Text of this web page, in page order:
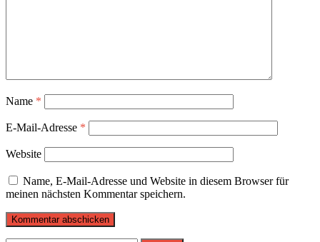
Name *
E-Mail-Adresse *
Website
Name, E-Mail-Adresse und Website in diesem Browser für
meinen nächsten Kommentar speichern.